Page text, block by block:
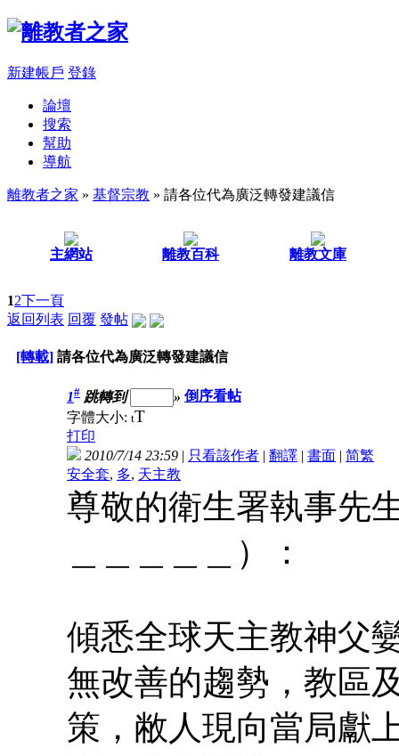
新建帳戶 登錄
論壇
搜索
幫助
導航
離教者之家 » 基督宗教 » 請各位代為廣泛轉發建議信
主網站 離教百科 離教文庫
12下一頁
返回列表 回覆 發帖
[轉載] 請各位代為廣泛轉發建議信
1# 跳轉到 » 倒序看帖
字體大小: tT
打印
2010/7/14 23:59 | 只看該作者 | 翻譯 | 書面 | 简繁
安全套, 多, 天主教
尊敬的衛生署執事先
＿＿＿＿＿）：
傾悉全球天主教神父
無改善的趨勢，教區
策，敝人現向當局獻